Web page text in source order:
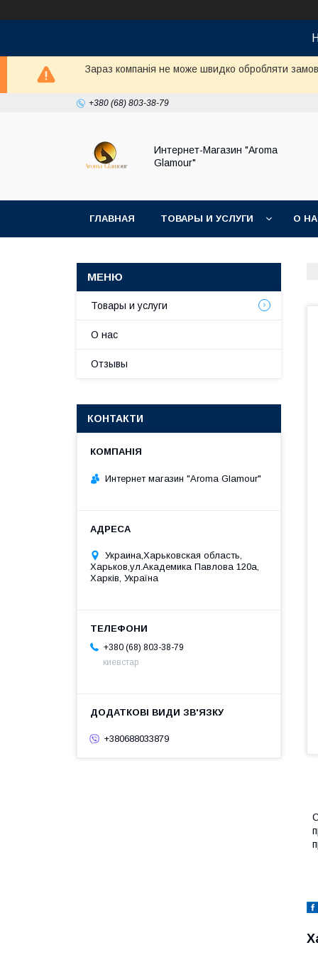
Зараз компанія не може швидко обробляти
+380 (68) 803-38-79
Интернет-Магазин "Aroma
Glamour"
ГЛАВНАЯ ТОВАРЫ И УСЛУГИ О
Товары и услуги
О нас
Отзывы
КОНТАКТИ
Интернет магазин "Aroma Glamour"
Украина,Харьковская область,
Харьков,ул.Академика Павлова 120а,
Харків, Україна
+380 (68) 803-38-79
киевстар
+380688033879